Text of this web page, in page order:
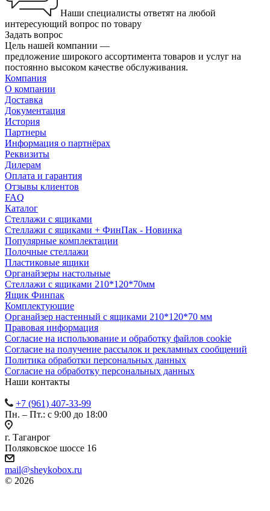
Наши специалисты ответят на любой
интересующий вопрос по товару
Задать вопрос
Цель нашей компании —
предложение широкого ассортимента товаров и услуг на
постоянно высоком качестве обслуживания.
Компания
О компании
Доставка
Документация
История
Партнеры
Информация о партнёрах
Реквизиты
Дилерам
Оплата и гарантия
Отзывы клиентов
FAQ
Каталог
Стеллажи с ящиками
Стеллажи с ящиками + ФинПак - Новинка
Популярные комплектации
Полочные стеллажи
Пластиковые ящики
Органайзеры настольные
Стеллажи с ящиками 210*120*70мм
Ящик Финпак
Комплектующие
Органайзер настенный с ящиками 210*120*70 мм
Правовая информация
Согласие на использование и обработку файлов cookie
Согласие на получение рассылок и рекламных сообщений
Политика обработки персональных данных
Согласие на обработку персональных данных
Наши контакты
+7 (961) 407-33-99
Пн. – Пт.: с 9:00 до 18:00
г. Таганрог
Поляковское шоссе 16
mail@sheykobox.ru
© 2026